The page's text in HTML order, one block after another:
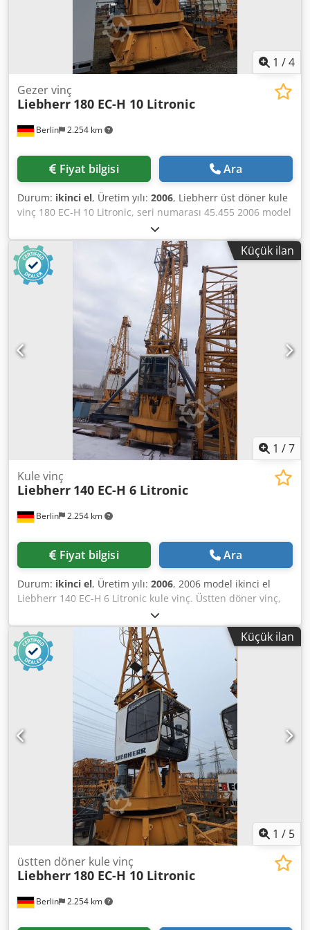
1 /4
Berlin 2.254 km
Gezer vinç
Liebherr 180 EC-H 10 Litronic
Fiyat bilgisi Ara
Durum: ikinci el, Üretim yılı: 2006, Liebherr üst döner kule
vinç 180 EC-H 10 Litronic, seri numarası 45.455 2006 model
kullanılmış Liebherr üst döner kule vinç 180 EC-H 10
Litronic satılıktır. 50,0 m erişime sahip üst vinç
sunulmaktadır. Yüksek yapı, endüstri ve büyük şantiyeler
için uygundur. Üretici: Liebherr Model: 180 EC-H 10
Litronic Makine tipi: üst döner kule vinç Dcodey Thfbspfx
Ab Ajk Seri numarası: 45.455 Üretim yılı: 2006 Erişim
mesafesi: 50,0 m Kaldırma kapasitesi sınıfı: 10 t Kontrol:
Litronic Versiyon: Sadece üst vinç Kullanım alanı: yüksek
yapı, endüstri, şantiyeler Durum: kullanılmış
Küçük ilan
1 /7
Berlin 2.254 km
Kule vinç
Liebherr 140 EC-H 6 Litronic
Fiyat bilgisi Ara
Durum: ikinci el, Üretim yılı: 2006, 2006 model ikinci el
Liebherr 140 EC-H 6 Litronic kule vinç. Üstten döner vinç,
yüksek yapı, sanayi ve büyük şantiyeler için uygundur.
Teslimat, FK 120 HC temel karesi, kule parçaları ve ek
balastı içermektedir. Dcedpfsy Thd Rjx Ab Aek Üretici:
Liebherr Model: 140 EC-H 6 Litronic Makine tipi: Üstten
döner kule vinç Seri no: 44.995 Üretim yılı: 2006 Maksimum
erişim: 60,0 m Kanca yüksekliği: 30,0 m Kapasite sınıfı: 6 t
Kontrol: Litronic Temel karesi: FK 120 HC Temel ölçüsü:
4,60 m A3 plakalar üzerine montaj Ek balast: 2 x S1 Kule
sistemi: GTS 140 HC Kule parçası: 6,85 m Kule parçaları: 1 x
120 HC 10,0 m Kule parçaları: 1 x 120 HC 12,5 m Kullanım
alanı: yüksek yapı, sanayi, şantiyeler Durum: ikinci el
Lokasyon: Berlin
Küçük ilan
1 / 5
Berlin 2.254 km
üstten döner kule vinç
Liebherr 180 EC-H 10 Litronic